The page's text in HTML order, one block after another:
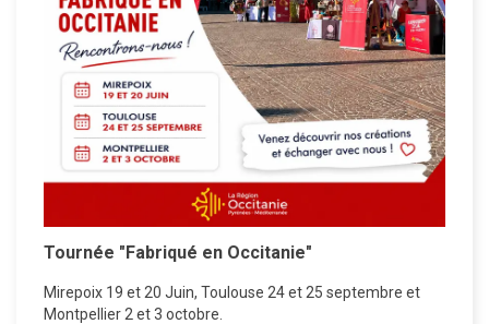
Tournée "Fabriqué en Occitanie"
Mirepoix 19 et 20 Juin, Toulouse 24 et 25 septembre et
Montpellier 2 et 3 octobre.